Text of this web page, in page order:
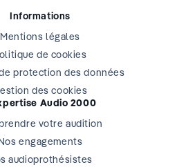
Informations
Mentions légales
de cookies
protection des données
des cookies
Audio 2000
votre audition
engagements
audioprothésistes